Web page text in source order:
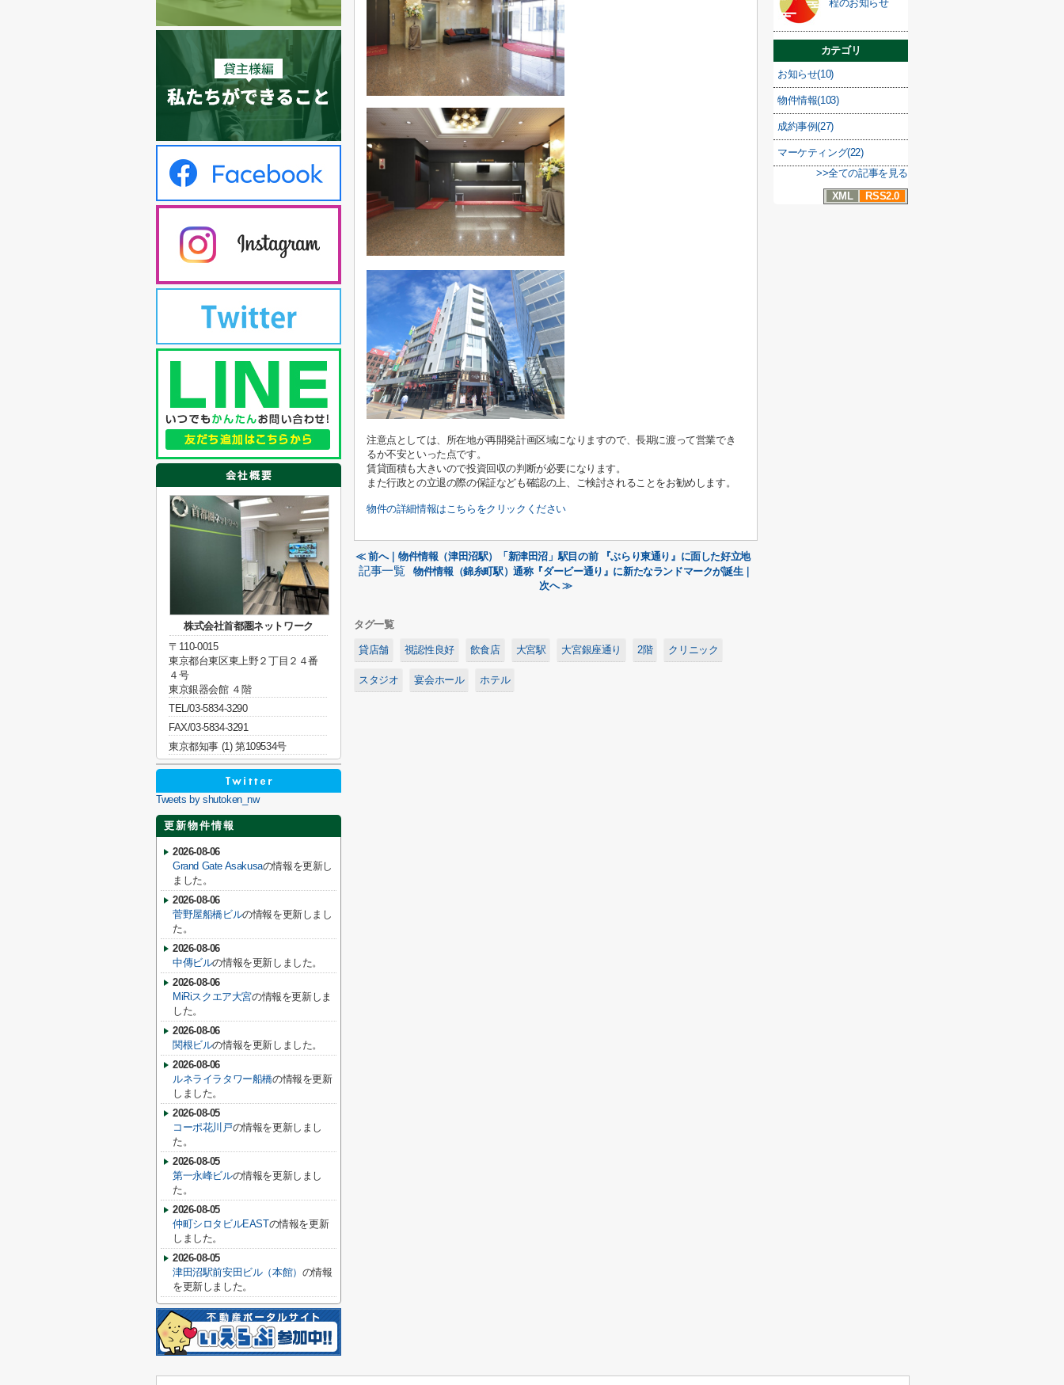
注意点としては、所在地が再開発計画区域になりますので、長期に渡って営業でき
るか不安といった点です。
賃貸面積も大きいので投資回収の判断が必要になります。
また行政との立退の際の保証なども確認の上、ご検討されることをお勧めします。
物件の詳細情報はこちらをクリックください
≪ 前へ｜物件情報（津田沼駅）「新津田沼」駅目の前 『ぶらり東通り』に面した好立地
記事一覧
物件情報（錦糸町駅）通称『ダービー通り』に新たなランドマークが誕生｜
次へ ≫
タグ一覧
貸店舗 視認性良好 飲食店 大宮駅 大宮銀座通り 2階 クリニック
スタジオ 宴会ホール ホテル
程のお知らせ
カテゴリ
お知らせ(10)
物件情報(103)
成約事例(27)
マーケティング(22)
>>全ての記事を見る
XML
RSS2.0
株式会社首都圏ネットワーク
〒110-0015
東京都台東区東上野２丁目２４番
４号
東京銀器会館 ４階
TEL/03-5834-3290
FAX/03-5834-3291
東京都知事 (1) 第109534号
Tweets by shutoken_nw
更新物件情報
2026-08-06
Grand Gate Asakusaの情報を更新し
ました。
2026-08-06
菅野屋船橋ビルの情報を更新しまし
た。
2026-08-06
中傳ビルの情報を更新しました。
2026-08-06
MiRiスクエア大宮の情報を更新しま
した。
2026-08-06
関根ビルの情報を更新しました。
2026-08-06
ルネライラタワー船橋の情報を更新
しました。
2026-08-05
コーポ花川戸の情報を更新しまし
た。
2026-08-05
第一永峰ビルの情報を更新しまし
た。
2026-08-05
仲町シロタビルEASTの情報を更新
しました。
2026-08-05
津田沼駅前安田ビル（本館） の情報
を更新しました。